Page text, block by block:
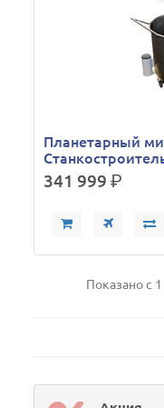
Планетарный
341 999р.
Показано с